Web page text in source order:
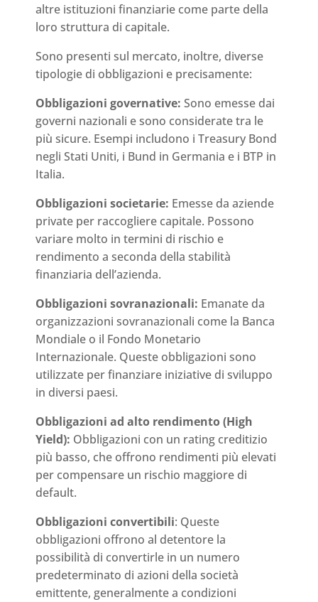
altre istituzioni finanziarie come parte della
loro struttura di capitale.
Sono presenti sul mercato, inoltre, diverse
tipologie di obbligazioni e precisamente:
Obbligazioni governative: Sono emesse dai
governi nazionali e sono considerate tra le
più sicure. Esempi includono i Treasury Bond
negli Stati Uniti, i Bund in Germania e i BTP in
Italia.
Obbligazioni societarie: Emesse da aziende
private per raccogliere capitale. Possono
variare molto in termini di rischio e
rendimento a seconda della stabilità
finanziaria dell’azienda.
Obbligazioni sovranazionali: Emanate da
organizzazioni sovranazionali come la Banca
Mondiale o il Fondo Monetario
Internazionale. Queste obbligazioni sono
utilizzate per finanziare iniziative di sviluppo
in diversi paesi.
Obbligazioni ad alto rendimento (High
Yield): Obbligazioni con un rating creditizio
più basso, che offrono rendimenti più elevati
per compensare un rischio maggiore di
default.
Obbligazioni convertibili: Queste
obbligazioni offrono al detentore la
possibilità di convertirle in un numero
predeterminato di azioni della società
emittente, generalmente a condizioni